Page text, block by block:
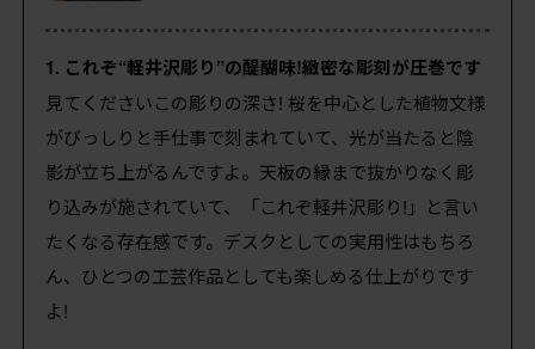
1. これぞ“軽井沢彫り”の醍醐味!緻密な彫刻が圧巻です
見てくださいこの彫りの深さ! 桜を中心とした植物文様
がびっしりと手仕事で刻まれていて、光が当たると陰
影が立ち上がるんですよ。天板の縁まで抜かりなく彫
り込みが施されていて、「これぞ軽井沢彫り!」と言い
たくなる存在感です。デスクとしての実用性はもちろ
ん、ひとつの工芸作品としても楽しめる仕上がりです
よ!